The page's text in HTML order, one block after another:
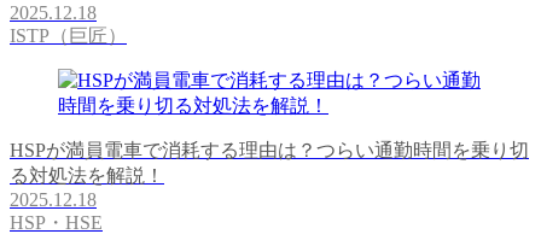
2025.12.18
ISTP（巨匠）
HSPが満員電車で消耗する理由は？つらい通勤時間を乗り切
る対処法を解説！
2025.12.18
HSP・HSE